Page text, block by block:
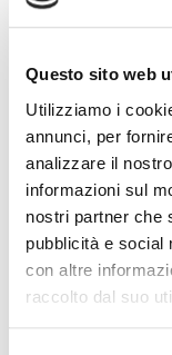
Questo sito web
Utilizziamo i
annunci, per
analizzare il
informazioni sul
nostri partner che
pubblicità e social
con altre
raccolto dal suo
Last Updated on